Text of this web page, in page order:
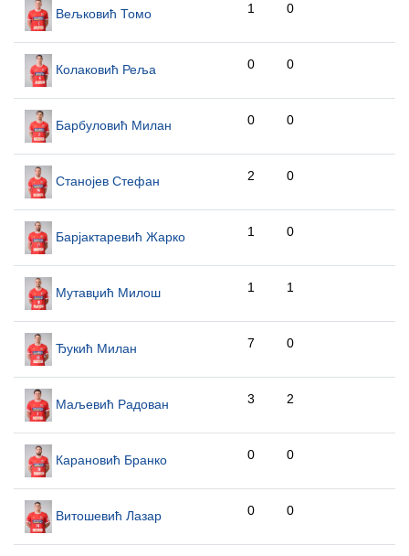
Вељковић Томо 1 0
Колаковић Реља 0 0
Барбуловић Милан 0 0
Станојев Стефан 2 0
Барјактаревић Жарко 1 0
Мутавџић Милош 1 1
Ђукић Милан 7 0
Маљевић Радован 3 2
Карановић Бранко 0 0
Витошевић Лазар 0 0